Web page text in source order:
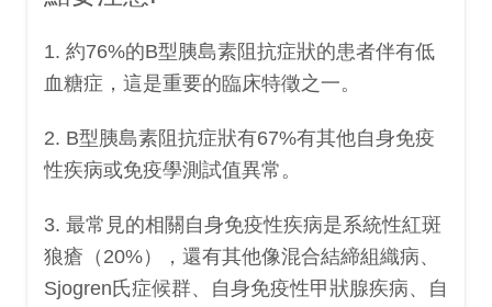
1. 約76%的B型胰島素阻抗症狀的患者伴有低
血糖症，這是重要的臨床特徵之一。
2. B型胰島素阻抗症狀有67%有其他自身免疫
性疾病或免疫學測試值異常。
3. 最常見的相關自身免疫性疾病是系統性紅斑
狼瘡（20%），還有其他像混合結締組織病、
Sjogren氏症候群、自身免疫性甲狀腺疾病、自